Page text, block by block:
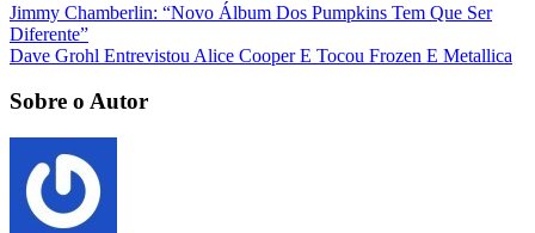
Jimmy Chamberlin: “Novo Álbum Dos Pumpkins Tem Que Ser
Diferente”
Dave Grohl Entrevistou Alice Cooper E Tocou Frozen E Metallica
Sobre o Autor